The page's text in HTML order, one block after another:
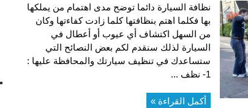
نظافة السيارة دائما توضح مدى اهتمام من يملكها
بها فكلما اهتم بنظافتها كلما زادت كفاءتها وكان
من السهل اكتشاف أي عيوب أو أعطال في
السيارة لذلك سنقدم لكم بعض النصائح التي
ستساعدك في تنظيف سيارتك والمحافظة عليها :
1- نظف ...
أكمل القراءة »